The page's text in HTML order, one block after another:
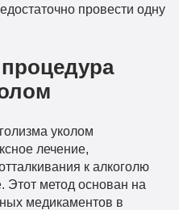
провести одну
уколом
лечение,
к алкоголю
Этот метод основан на
медикаментов в